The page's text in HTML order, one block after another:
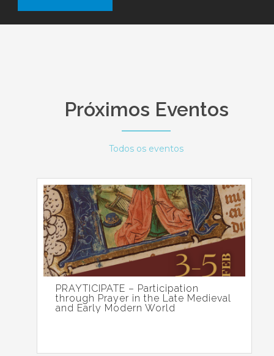
Próximos Eventos
Todos os eventos
PRAYTICIPATE – Participation
through Prayer in the Late Medieval
and Early Modern World